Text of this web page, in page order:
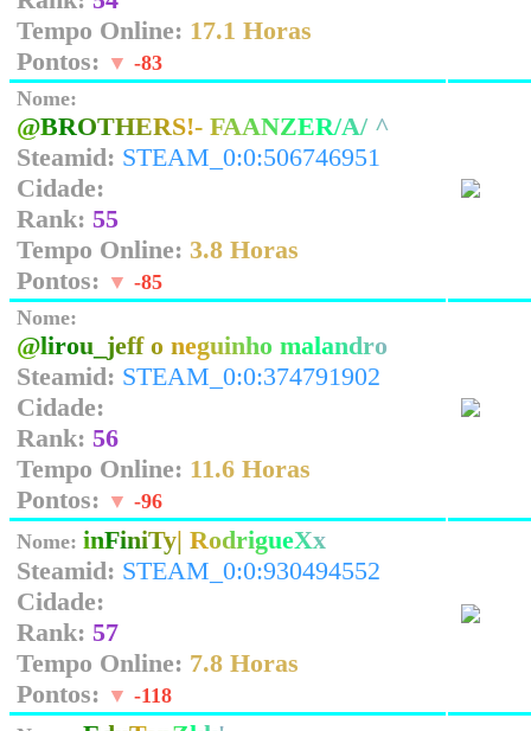
Tempo Online: 17.1 Horas
Pontos: ▼ -83
Nome:
@BROTHERS!- FAANZER/A/ ^
Steamid: STEAM_0:0:506746951
Cidade:
Rank: 55
Tempo Online: 3.8 Horas
Pontos: ▼ -85
Nome:
@lirou_jeff o neguinho malandro
Steamid: STEAM_0:0:374791902
Cidade:
Rank: 56
Tempo Online: 11.6 Horas
Pontos: ▼ -96
Nome: inFiniTy| RodrigueXx
Steamid: STEAM_0:0:930494552
Cidade:
Rank: 57
Tempo Online: 7.8 Horas
Pontos: ▼ -118